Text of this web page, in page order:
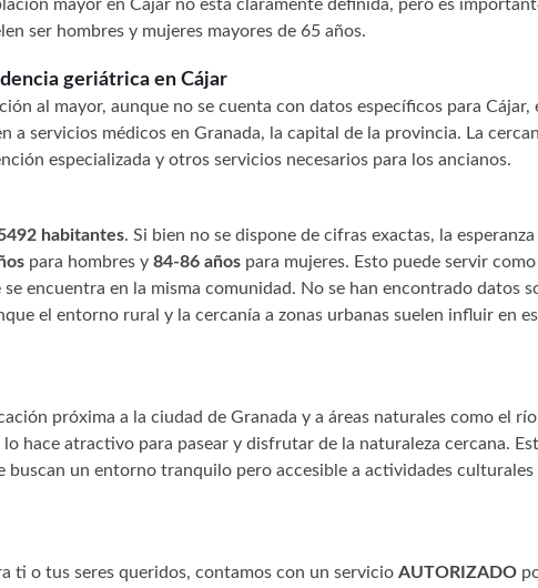
mayor en Cájar no está claramente definida, pero es
ser hombres y mujeres mayores de 65 años.
geriátrica en Cájar
al mayor, aunque no se cuenta con datos específicos para Cájar,
a servicios médicos en Granada, la capital de la provincia. La
especializada y otros servicios necesarios para los ancianos.
habitantes. Si bien no se dispone de cifras exactas, la esperanza
para hombres y 84-86 años para mujeres. Esto puede servir como
encuentra en la misma comunidad. No se han encontrado datos
el entorno rural y la cercanía a zonas urbanas suelen influir en
próxima a la ciudad de Granada y a áreas naturales como el río
hace atractivo para pasear y disfrutar de la naturaleza cercana.
un entorno tranquilo pero accesible a actividades culturales
ti o tus seres queridos, contamos con un servicio AUTORIZADO